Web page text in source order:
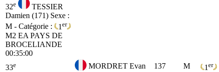
32e
TESSIER
Damien (171) Sexe :
M - Catégorie :
1 er
M2 EA PAYS DE
BROCELIANDE
00:35:00
33e MORDRET Evan 137 M 1 er